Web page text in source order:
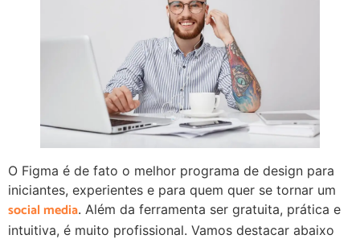
O Figma é de fato o melhor programa de design para
iniciantes, experientes e para quem quer se tornar um
social media. Além da ferramenta ser gratuita, prática e
intuitiva, é muito profissional. Vamos destacar abaixo